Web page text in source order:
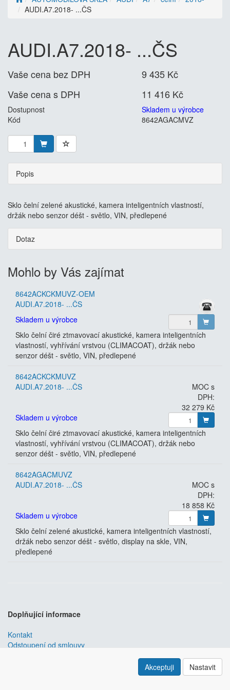
AUDI.A7.2018- ...ČS
AUDI.A7.2018- ...ČS
Vaše cena bez DPH
9 435 Kč
Vaše cena s DPH
11 416 Kč
Dostupnost
Skladem u výrobce
Kód
8642AGACMVZ
Popis
Sklo čelní zelené akustické, kamera inteligentních vlastností,
držák nebo senzor déšt - světlo, VIN, předlepené
Dotaz
Mohlo by Vás zajímat
8642ACKCKMUVZ-OEM
AUDI.A7.2018- ...ČS
Skladem u výrobce
Sklo čelní čiré ztmavovací akustické, kamera inteligentních
vlastností, vyhřívání vrstvou (CLIMACOAT), držák nebo
senzor déšt - světlo, VIN, předlepené
8642ACKCKMUVZ
AUDI.A7.2018- ...ČS
MOC s
DPH:
32 279 Kč
Skladem u výrobce
Sklo čelní čiré ztmavovací akustické, kamera inteligentních
vlastností, vyhřívání vrstvou (CLIMACOAT), držák nebo
senzor déšt - světlo, VIN, předlepené
8642AGACMUVZ
AUDI.A7.2018- ...ČS
MOC s
DPH:
18 858 Kč
Skladem u výrobce
Sklo čelní zelené akustické, kamera inteligentních vlastností,
držák nebo senzor déšt - světlo, display na skle, VIN,
předlepené
Doplňující informace
Kontakt
Odstoupení od smlouvy
je nejlepším řešením e-commerce pro informační
Akceptuji Nastavit